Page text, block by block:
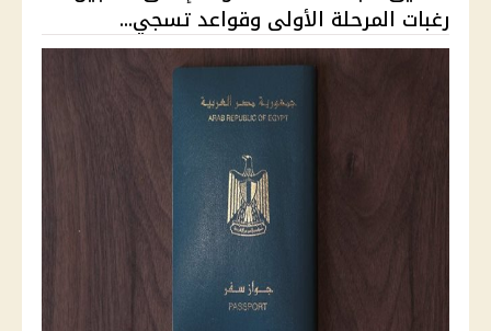
رغبات المرحلة الأولى وقواعد تسجي...